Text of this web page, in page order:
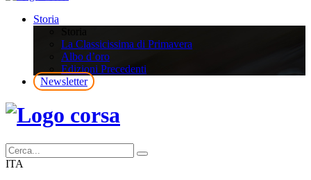
Storia
La Classicissima di Primavera
Albo d’oro
Edizioni Precedenti
Newsletter
ITA